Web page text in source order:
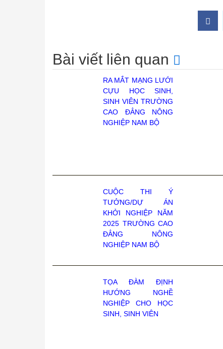
Bài viết liên quan
RA MẮT MẠNG LƯỚI
CỰU HỌC SINH,
SINH VIÊN TRƯỜNG
CAO ĐẲNG NÔNG
NGHIỆP NAM BỘ
CUỘC THI Ý
TƯỞNG/DỰ ÁN
KHỞI NGHIỆP NĂM
2025 TRƯỜNG CAO
ĐẲNG NÔNG
NGHIỆP NAM BỘ
TỌA ĐÀM ĐỊNH
HƯỚNG NGHỀ
NGHIỆP CHO HỌC
SINH, SINH VIÊN